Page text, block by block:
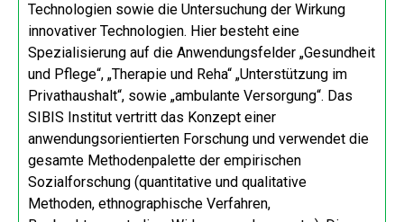
Technologien sowie die Untersuchung der Wirkung
innovativer Technologien. Hier besteht eine
Spezialisierung auf die Anwendungsfelder „Gesundheit
und Pflege“, „Therapie und Reha“ „Unterstützung im
Privathaushalt“, sowie „ambulante Versorgung“. Das
SIBIS Institut vertritt das Konzept einer
anwendungsorientierten Forschung und verwendet die
gesamte Methodenpalette der empirischen
Sozialforschung (quantitative und qualitative
Methoden, ethnographische Verfahren,